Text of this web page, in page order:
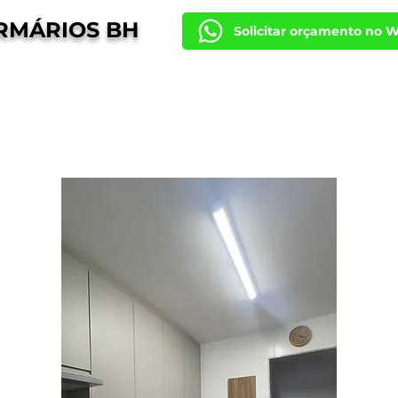
BH Solicitar orçamento no